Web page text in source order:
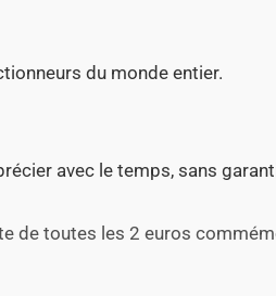
du monde entier.
avec le temps, sans
de toutes les 2 euros